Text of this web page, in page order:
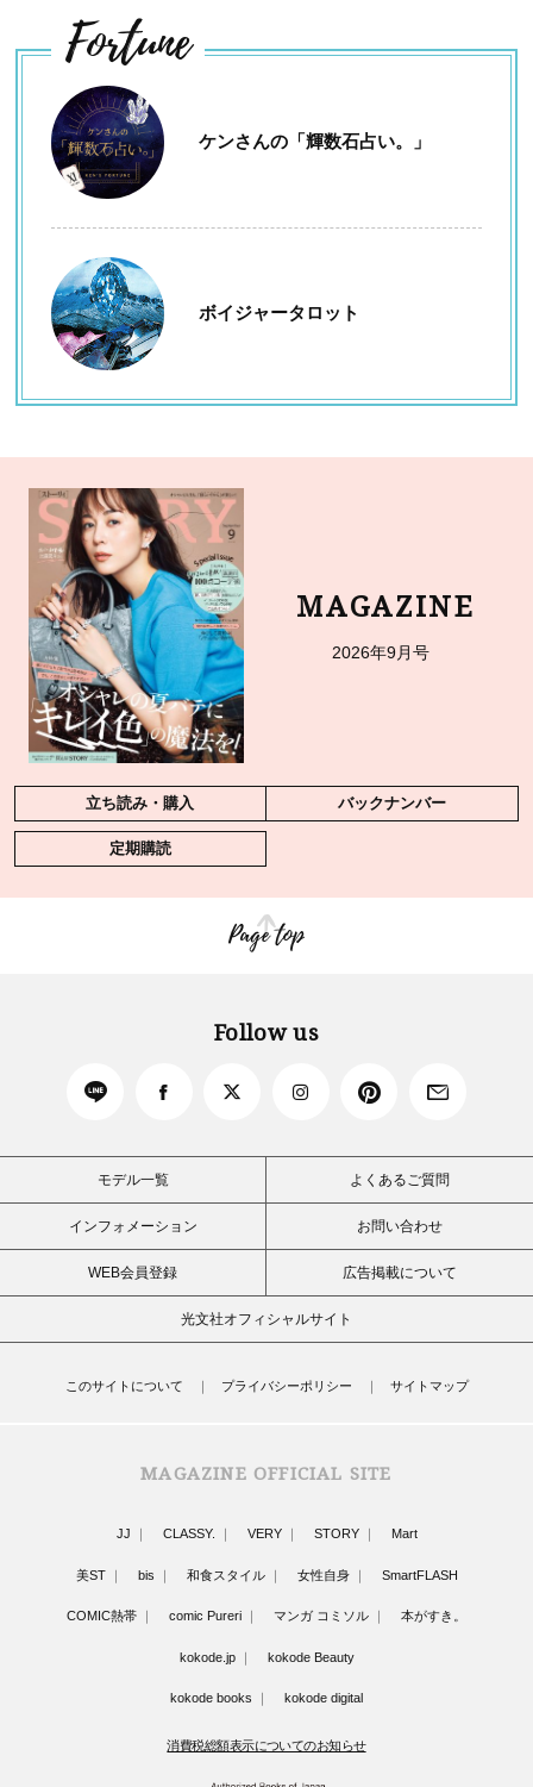
Fortune
ケンさんの「輝数石占い。」
ボイジャータロット
MAGAZINE
2026年9月号
立ち読み・購入 バックナンバー
定期購読
Page top
Follow us
モデル一覧 よくあるご質問
インフォメーション お問い合わせ
WEB会員登録 広告掲載について
光文社オフィシャルサイト
このサイトについて プライバシーポリシー サイトマップ
MAGAZINE OFFICIAL SITE
JJ CLASSY. VERY STORY Mart
美ST bis 和食スタイル 女性自身 SmartFLASH
COMIC熱帯 comic Pureri マンガ コミソル 本がすき。
kokode.jp kokode Beauty
kokode books kokode digital
消費税総額表示についてのお知らせ